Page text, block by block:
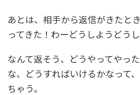
あとは、相手から返信がきたと
ってきた！わーどうしようどうし
なんて返そう、どうやってやっ
な、どうすればいけるかなって
ちゃう。